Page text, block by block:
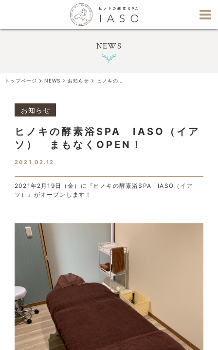
NEWS
トップページ NEWS お知らせ
お知らせ
ヒノキの酵素浴SPA IASO（イア
ソ） まもなくOPEN！
2021.02.12
2021年2月19日（金）に『ヒノキの酵素浴SPA IASO（イア
ソ）』がオープンします！